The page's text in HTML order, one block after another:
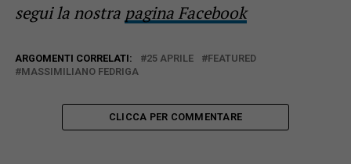
segui la nostra pagina Facebook
ARGOMENTI CORRELATI: 25 APRILE
FEATURED
MASSIMILIANO FEDRIGA
CLICCA PER COMMENTARE